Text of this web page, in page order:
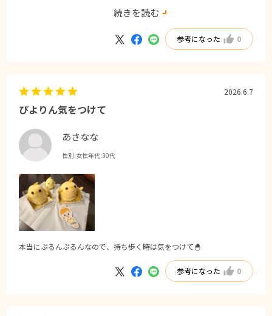
ただ、対面ではチョコや苺があったけど、予約はノーマルだけだったの
で、予約でも選択できたらいいなと思いました。
次は対面で買いたいなとおもいます。
味はとても美味しく、見た目も可愛くて満足でした。
続きを読む
参考になった 0
ぴよりん気をつけて
あさなな
性別:女性年代:30代
2026.6.7
本当にぷるんぷるんなので、持ち歩く時は気をつけて🐣
参考になった 0